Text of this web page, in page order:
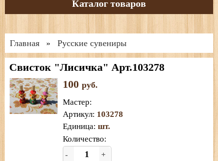
Каталог товаров
Главная » Русские сувениры
Свисток "Лисичка" Арт.103278
100 руб.
Мастер:
Артикул: 103278
Единица: шт.
Количество:
- +